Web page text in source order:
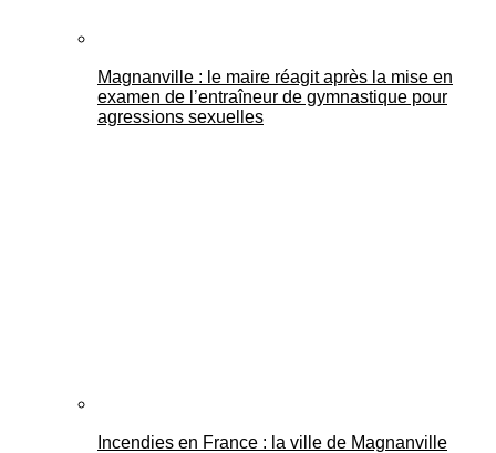
Magnanville : le maire réagit après la mise en
examen de l’entraîneur de gymnastique pour
agressions sexuelles
Incendies en France : la ville de Magnanville